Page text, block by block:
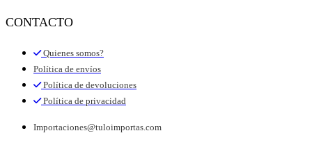
CONTACTO
Quienes somos?
Política de envíos
Política de devoluciones
Política de privacidad
Importaciones@tuloimportas.com